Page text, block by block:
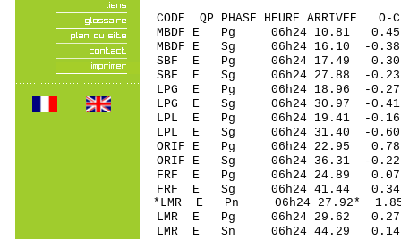
CODE QP PHASE HEURE
MBDF E Pg 06h24 10.81
MBDF E Sg 06h24 16.10
SBF E Pg 06h24 17.49 0.30
SBF E Sg 06h24 27.88 -
LPG E Pg 06h24 18.96 -0.27
LPG E Sg 06h24 30.97 -
LPL E Pg 06h24 19.41 -0.16
LPL E Sg 06h24 31.40 -
ORIF E Pg 06h24 22.95 0.78
ORIF E Sg 06h24 36.31 -
FRF E Pg 06h24 24.89 0.07
FRF E Sg 06h24 41.44
*LMR E Pn 06h24 27.92* 1.85
LMR E Pg 06h24 29.62 0.27
LMR E Sn 06h24 44.29